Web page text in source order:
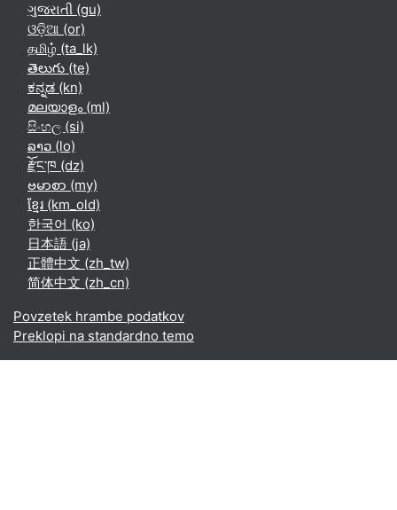
ગુજરાતી ‎(gu)‎
ଓଡ଼ିଆ ‎(or)‎
தமிழ் ‎(ta_lk)‎
తెలుగు ‎(te)‎
ಕನ್ನಡ ‎(kn)‎
മലയാളം ‎(ml)‎
සිංහල ‎(si)‎
ລາວ ‎(lo)‎
རྫོང་ཁ ‎(dz)‎
ဗမာစာ ‎(my)‎
ខ្មែរ ‎(km_old)‎
한국어 ‎(ko)‎
日本語 ‎(ja)‎
正體中文 ‎(zh_tw)‎
简体中文 ‎(zh_cn)‎
Povzetek hrambe podatkov
Preklopi na standardno temo